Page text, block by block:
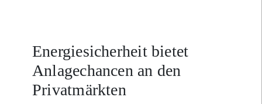
Energiesicherheit bietet
Anlagechancen an den
Privatmärkten